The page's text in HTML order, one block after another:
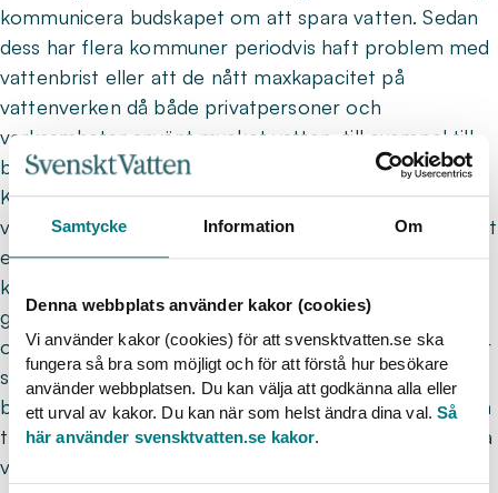
Samtycke Information Om
Denna webbplats använder kakor (cookies)
Vi använder kakor (cookies) för att svensktvatten.se ska
fungera så bra som möjligt och för att förstå hur besökare
använder webbplatsen. Du kan välja att godkänna alla eller
ett urval av kakor. Du kan när som helst ändra dina val.Så
här använder svensktvatten.se kakor.
kommunicera budskapet om att spara vatten. Sedan
dess har flera kommuner periodvis haft problem med
vattenbrist eller att de nått maxkapacitet på
vattenverken då både privatpersoner och
verksamheter använt mycket vatten, till exempel till
bevattning och att fylla pooler.
Kampanjen bygger på budskapet om att vatten är det
viktigaste vi har och fyller på med konkreta tips för att
enkelt spara vatten i vardagen. När över 100
kommuner och VA-organisationer nu går ihop blir det
gemensamma budskapet tydligt. Att öka kunskapen
om vattnets värde är viktigt eftersom vatten inte bryr
sig om kommun-, läns- eller landsgränser. Vi kanske
bor i en kommun, jobbar i en annan och har stuga i en
tredje. Samma budskap och uppmuntran om att spara
vatten gäller oavsett var du befinner dig. Hållbar